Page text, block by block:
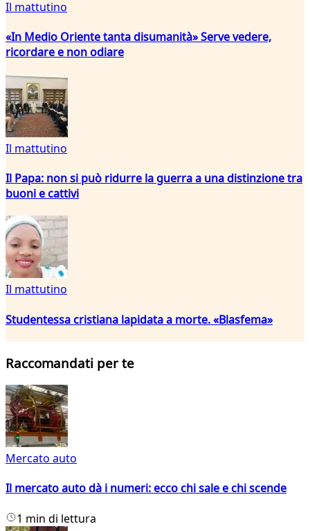
Il mattutino
«In Medio Oriente tanta disumanità» Serve vedere,
ricordare e non odiare
Il mattutino
Il Papa: non si può ridurre la guerra a una distinzione tra
buoni e cattivi
Il mattutino
Studentessa cristiana lapidata a morte. «Blasfema»
Raccomandati per te
Mercato auto
Il mercato auto dà i numeri: ecco chi sale e chi scende
1 min di lettura